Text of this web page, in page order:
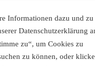
Informationen dazu und zu
Datenschutzerklärung
zu“, um Cookies zu
zu können, oder